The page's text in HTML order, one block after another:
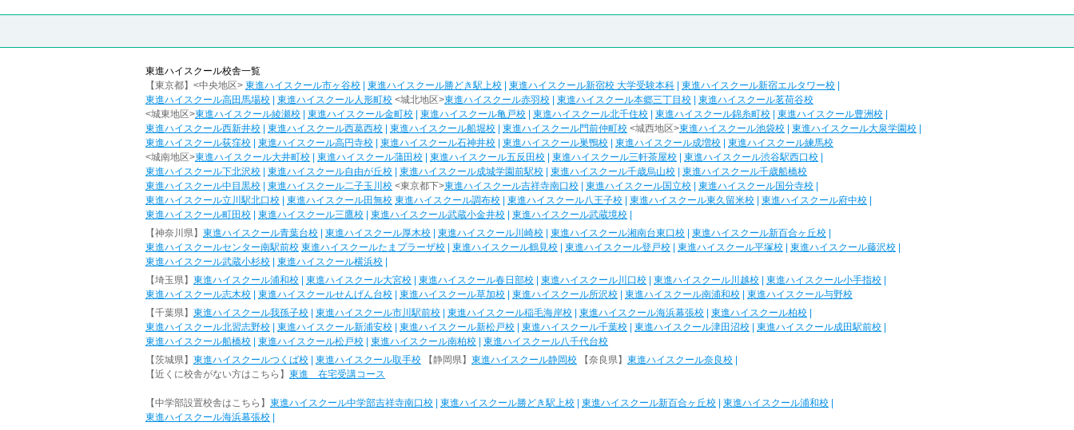
東進ハイスクール校舎一覧
【東京都】<中央地区> 東進ハイスクール市ヶ谷校 東進ハイスクール勝どき駅上校 東進ハイスクール新宿校 大学受験本科 東進ハイスクール新宿エルタワー校
東進ハイスクール高田馬場校
東進ハイスクール人形町校 <城北地区>東進ハイスクール赤羽校 東進ハイスクール本郷三丁目校
東進ハイスクール茗荷谷校
<城東地区>東進ハイスクール綾瀬校 東進ハイスクール金町校 東進ハイスクール亀戸校 東進ハイスクール北千住校 東進ハイスクール錦糸町校 東進ハイスクール豊洲校
東進ハイスクール西新井校
東進ハイスクール西葛西校 東進ハイスクール船堀校 東進ハイスクール門前仲町校 <城西地区>東進ハイスクール池袋校 東進ハイスクール大泉学園校
東進ハイスクール荻窪校
東進ハイスクール高円寺校 東進ハイスクール石神井校 東進ハイスクール巣鴨校 東進ハイスクール成増校
東進ハイスクール練馬校
<城南地区>東進ハイスクール大井町校 東進ハイスクール蒲田校 東進ハイスクール五反田校 東進ハイスクール三軒茶屋校 東進ハイスクール渋谷駅西口校
東進ハイスクール下北沢校
東進ハイスクール自由が丘校 東進ハイスクール成城学園前駅校 東進ハイスクール千歳烏山校
東進ハイスクール千歳船橋校
東進ハイスクール中目黒校
東進ハイスクール二子玉川校 <東京都下>東進ハイスクール吉祥寺南口校 東進ハイスクール国立校 東進ハイスクール国分寺校
東進ハイスクール立川駅北口校
東進ハイスクール田無校 東進ハイスクール調布校 東進ハイスクール八王子校 東進ハイスクール東久留米校 東進ハイスクール府中校
東進ハイスクール町田校
東進ハイスクール三鷹校 東進ハイスクール武蔵小金井校 東進ハイスクール武蔵境校
【神奈川県】 東進ハイスクール青葉台校 東進ハイスクール厚木校 東進ハイスクール川崎校 東進ハイスクール湘南台東口校 東進ハイスクール新百合ヶ丘校
東進ハイスクールセンター南駅前校 東進ハイスクールたまプラーザ校 東進ハイスクール鶴見校 東進ハイスクール登戸校 東進ハイスクール平塚校 東進ハイスクール藤沢校
東進ハイスクール武蔵小杉校
東進ハイスクール横浜校
【埼玉県】 東進ハイスクール浦和校 東進ハイスクール大宮校 東進ハイスクール春日部校 東進ハイスクール川口校 東進ハイスクール川越校 東進ハイスクール小手指校
東進ハイスクール志木校
東進ハイスクールせんげん台校 東進ハイスクール草加校 東進ハイスクール所沢校 東進ハイスクール南浦和校
東進ハイスクール与野校
【千葉県】 東進ハイスクール我孫子校 東進ハイスクール市川駅前校 東進ハイスクール稲毛海岸校 東進ハイスクール海浜幕張校 東進ハイスクール柏校
東進ハイスクール北習志野校
東進ハイスクール新浦安校 東進ハイスクール新松戸校 東進ハイスクール千葉校 東進ハイスクール津田沼校 東進ハイスクール成田駅前校
東進ハイスクール船橋校
東進ハイスクール松戸校 東進ハイスクール南柏校
東進ハイスクール八千代台校
【茨城県】 東進ハイスクールつくば校 東進ハイスクール取手校 【静岡県】 東進ハイスクール静岡校 【奈良県】 東進ハイスクール奈良校
【近くに校舎がない方はこちら】 東進 在宅受講コース
【中学部設置校舎はこちら】 東進ハイスクール中学部吉祥寺南口校 東進ハイスクール勝どき駅上校 東進ハイスクール新百合ヶ丘校 東進ハイスクール浦和校
東進ハイスクール海浜幕張校